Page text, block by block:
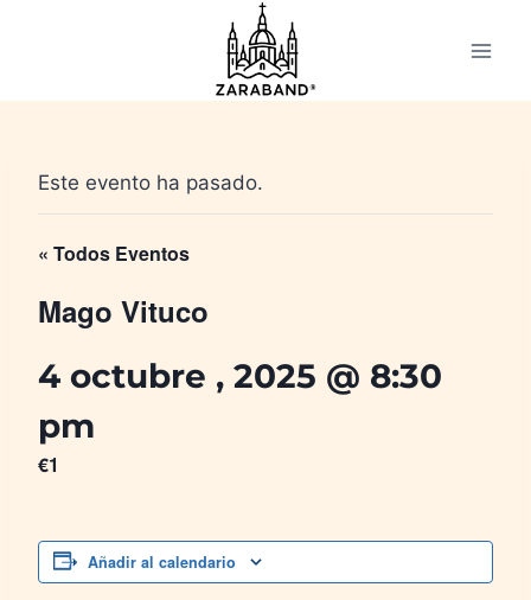
Este evento ha pasado.
« Todos Eventos
Mago Vituco
4 octubre , 2025 @ 8:30
pm
€1
Añadir al calendario